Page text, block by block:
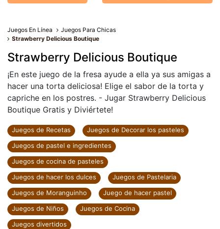
Juegos En Línea
Juegos Para Chicas
Strawberry Delicious Boutique
Strawberry Delicious Boutique
¡En este juego de la fresa ayude a ella ya sus amigas a
hacer una torta deliciosa! Elige el sabor de la torta y
capriche en los postres. - Jugar Strawberry Delicious
Boutique Gratis y Diviértete!
Juegos de Recetas
Juegos de Decorar los pasteles
Juegos de pastel e ingredientes
Juegos de cocina de pasteles
Juegos de hacer los dulces
Juegos de Pastelaria
Juegos de Moranguinho
Juego de hacer pastel
Juegos de Niños
Juegos de Cocina
Juegos divertidos